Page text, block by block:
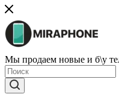
Мы продаем новые и б\у